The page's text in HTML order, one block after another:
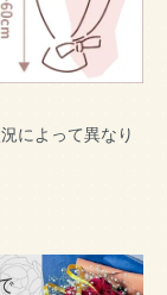
によって異なり